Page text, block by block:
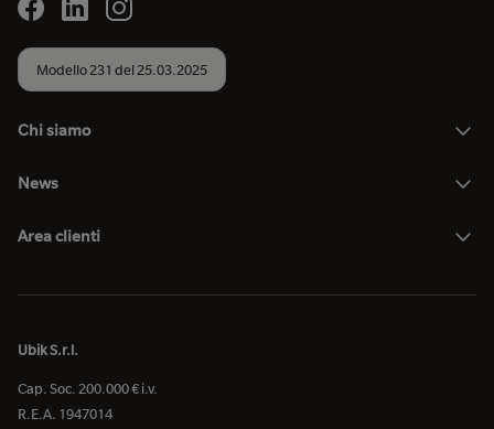
Modello 231 del 25.03.2025
Chi siamo
News
Area clienti
Ubik S.r.l.
Cap. Soc. 200.000 € i.v.
R.E.A. 1947014